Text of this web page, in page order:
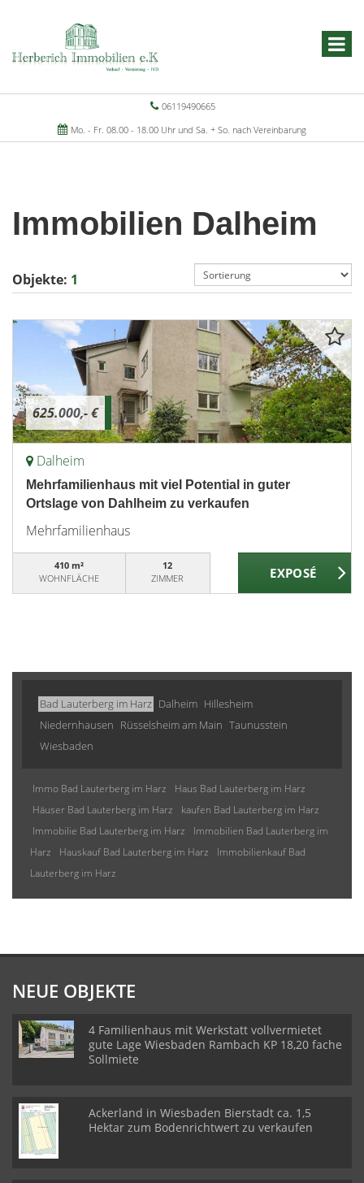
06119490665
Mo. - Fr. 08.00 - 18.00 Uhr und Sa. + So. nach Vereinbarung
Immobilien Dalheim
Objekte: 1
625.000,- €
Dalheim
Mehrfamilienhaus mit viel Potential in guter
Ortslage von Dahlheim zu verkaufen
Mehrfamilienhaus
410 m²
WOHNFLÄCHE
12
ZIMMER
Bad Lauterberg im Harz Dalheim Hillesheim
Niedernhausen Rüsselsheim am Main Taunusstein
Wiesbaden
Immo Bad Lauterberg im Harz
Haus Bad Lauterberg im Harz
Häuser Bad Lauterberg im Harz
kaufen Bad Lauterberg im Harz
Immobilie Bad Lauterberg im Harz
Immobilien Bad Lauterberg im
Harz
Hauskauf Bad Lauterberg im Harz
Immobilienkauf Bad
Lauterberg im Harz
NEUE OBJEKTE
4 Familienhaus mit Werkstatt vollvermietet
gute Lage Wiesbaden Rambach KP 18,20 fache
Sollmiete
Ackerland in Wiesbaden Bierstadt ca. 1,5
Hektar zum Bodenrichtwert zu verkaufen